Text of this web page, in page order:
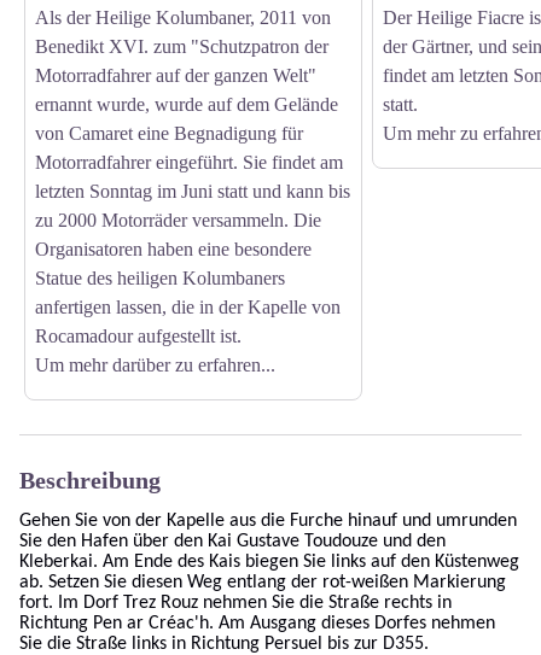
Als der Heilige Kolumbaner, 2011 von
Benedikt XVI. zum "Schutzpatron der
Motorradfahrer auf der ganzen Welt"
ernannt wurde, wurde auf dem Gelände
von Camaret eine Begnadigung für
Motorradfahrer eingeführt. Sie findet am
letzten Sonntag im Juni statt und kann bis
zu 2000 Motorräder versammeln. Die
Organisatoren haben eine besondere
Statue des heiligen Kolumbaners
anfertigen lassen, die in der Kapelle von
Rocamadour aufgestellt ist.
Um mehr darüber zu erfahren...
Der Heilige Fiacre
der Gärtner, und
findet am letzten
statt.
Um mehr zu
Beschreibung
Gehen Sie von der Kapelle aus die Furche hinauf und umrunden
Sie den Hafen über den Kai Gustave Toudouze und den
Kleberkai. Am Ende des Kais biegen Sie links auf den Küstenweg
ab. Setzen Sie diesen Weg entlang der rot-weißen Markierung
fort. Im Dorf Trez Rouz nehmen Sie die Straße rechts in
Richtung Pen ar Créac'h. Am Ausgang dieses Dorfes nehmen
Sie die Straße links in Richtung Persuel bis zur D355.